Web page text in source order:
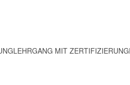
LEHRGANG MIT ZERTIFIZIERUNG